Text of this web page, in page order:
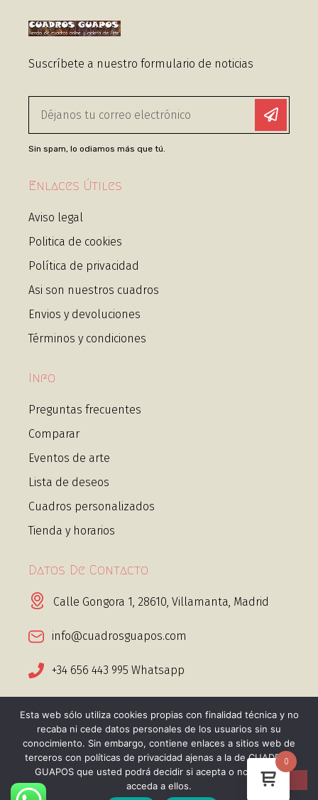
Suscríbete a nuestro formulario de noticias
Sin spam, lo odiamos más que tú.
Enlaces Útiles
Aviso legal
Politica de cookies
Política de privacidad
Asi son nuestros cuadros
Envios y devoluciones
Términos y condiciones
Info
Preguntas frecuentes
Comparar
Eventos de arte
Lista de deseos
Cuadros personalizados
Tienda y horarios
Datos De Contacto
Calle Gongora 1, 28610, Villamanta, Madrid
info@cuadrosguapos.com
+34 656 443 995 Whatsapp
@2025 Cuadros guapos. Todos los derechos
reservados
0
Esta web sólo utiliza cookies propias con finalidad técnica y no
recaba ni cede datos personales de los usuarios sin su
conocimiento. Sin embargo, contiene enlaces a sitios web de
terceros con políticas de privacidad ajenas a la de CUADROS
GUAPOS que usted podrá decidir si acepta o no cuando
acceda a ellos.